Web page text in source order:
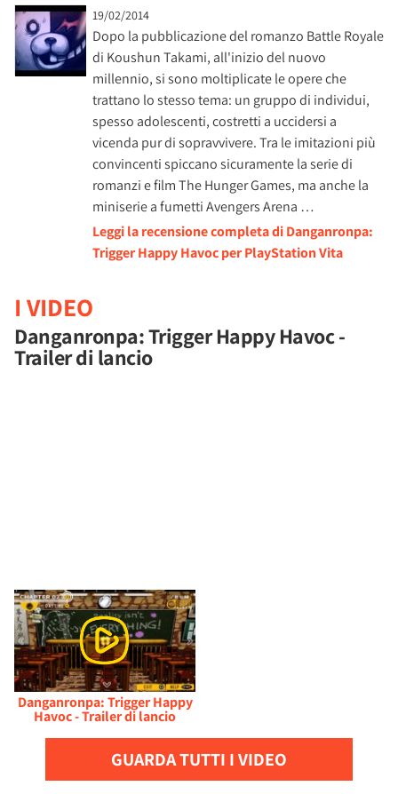
19/02/2014
Dopo la pubblicazione del romanzo Battle Royale
di Koushun Takami, all'inizio del nuovo
millennio, si sono moltiplicate le opere che
trattano lo stesso tema: un gruppo di individui,
spesso adolescenti, costretti a uccidersi a
vicenda pur di sopravvivere. Tra le imitazioni più
convincenti spiccano sicuramente la serie di
romanzi e film The Hunger Games, ma anche la
miniserie a fumetti Avengers Arena …
Leggi la recensione completa di Danganronpa:
Trigger Happy Havoc per PlayStation Vita
I VIDEO
Danganronpa: Trigger Happy Havoc -
Trailer di lancio
Danganronpa: Trigger Happy
Havoc - Trailer di lancio
GUARDA TUTTI I VIDEO